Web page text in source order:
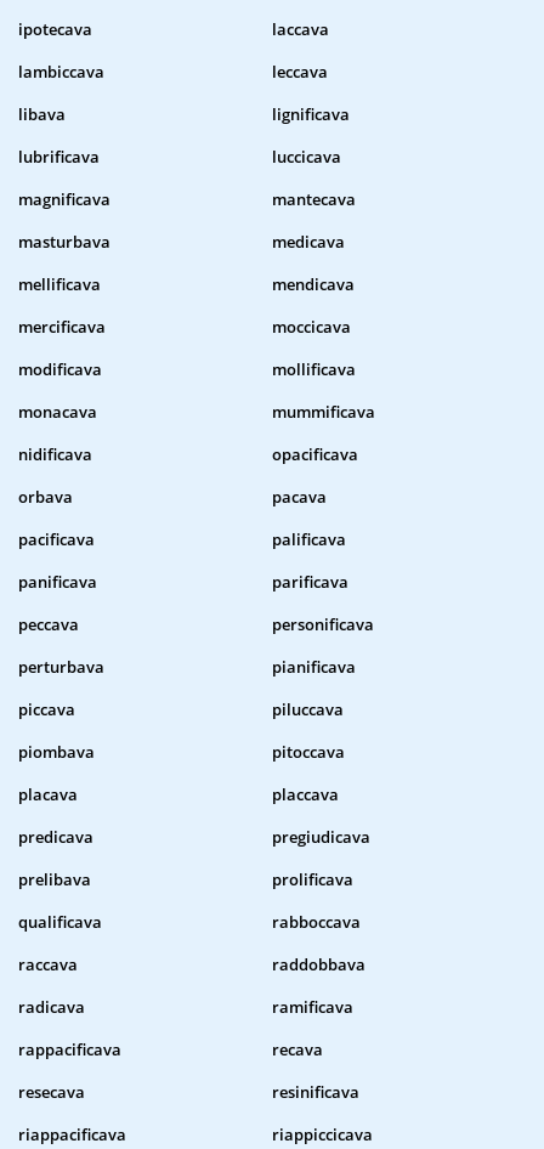
ipotecava
laccava
lambiccava
leccava
libava
lignificava
lubrificava
luccicava
magnificava
mantecava
masturbava
medicava
mellificava
mendicava
mercificava
moccicava
modificava
mollificava
monacava
mummificava
nidificava
opacificava
orbava
pacava
pacificava
palificava
panificava
parificava
peccava
personificava
perturbava
pianificava
piccava
piluccava
piombava
pitoccava
placava
placcava
predicava
pregiudicava
prelibava
prolificava
qualificava
rabboccava
raccava
raddobbava
radicava
ramificava
rappacificava
recava
resecava
resinificava
riappacificava
riappiccicava